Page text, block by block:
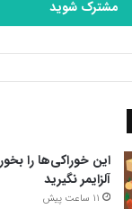
این خوراکی‌ها را
آلزایمر نگیرید
11 ساعت پیش